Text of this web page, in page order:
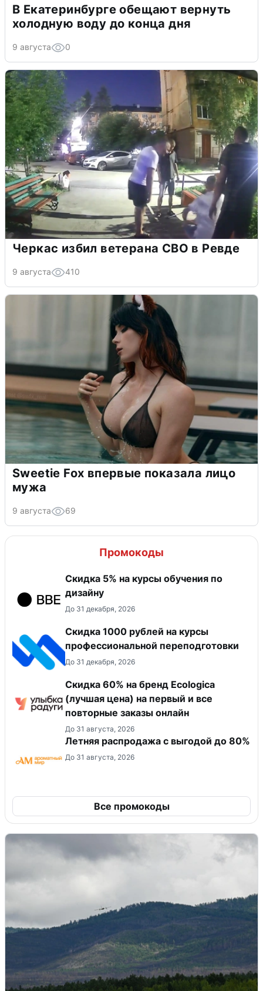
В Екатеринбурге обещают вернуть
холодную воду до конца дня
9 августа 0
Черкас избил ветерана СВО в Ревде
9 августа 410
Sweetie Fox впервые показала лицо
мужа
9 августа 69
Промокоды
Скидка 5% на курсы обучения по
дизайну
До 31 декабря, 2026
Скидка 1000 рублей на курсы
профессиональной переподготовки
До 31 декабря, 2026
Скидка 60% на бренд Ecologica
(лучшая цена) на первый и все
повторные заказы онлайн
До 31 августа, 2026
Летняя распродажа с выгодой до 80%
До 31 августа, 2026
Все промокоды